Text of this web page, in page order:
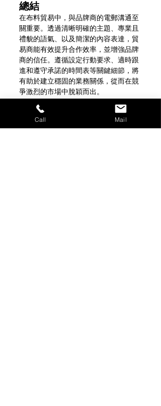
總結
在布料貿易中，與品牌商的電郵溝通至
關重要。透過清晰明確的主題、專業且
禮貌的語氣、以及簡潔的內容表達，貿
易商能有效提升合作效率，並增強品牌
商的信任。遵循設定行動要求、適時跟
進和遵守承諾的時間表等關鍵細節，將
有助於建立穩固的業務關係，從而在競
爭激烈的市場中脫穎而出。
想要深入瞭解客製化印花服務嗎？
現在立即聯繫我們吧！電話:02-2267-
Call Mail